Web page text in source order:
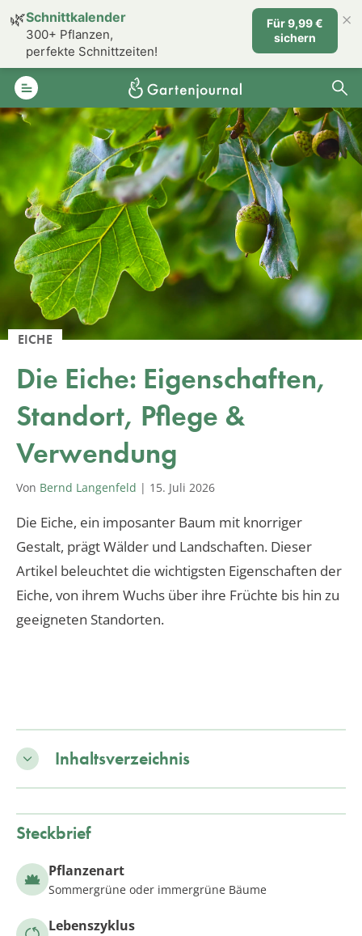
EICHE
Die Eiche: Eigenschaften,
Standort, Pflege &
Verwendung
Von Bernd Langenfeld | 15. Juli 2026
Die Eiche, ein imposanter Baum mit knorriger
Gestalt, prägt Wälder und Landschaften. Dieser
Artikel beleuchtet die wichtigsten Eigenschaften der
Eiche, von ihrem Wuchs über ihre Früchte bis hin zu
geeigneten Standorten.
Inhaltsverzeichnis
Steckbrief
Pflanzenart
Sommergrüne oder immergrüne Bäume
Lebenszyklus
🌿Schnittkalender
300+ Pflanzen,
perfekte Schnittzeiten!
Für 9,99 €
sichern
×